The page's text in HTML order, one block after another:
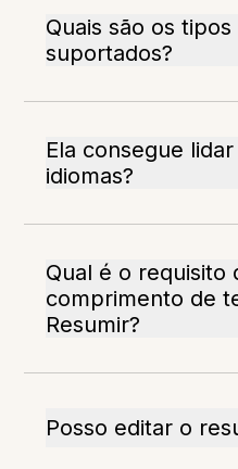
Quais são os
suportados?
Ela consegue
idiomas?
Qual é o requisito
comprimento de
Resumir?
Posso editar o